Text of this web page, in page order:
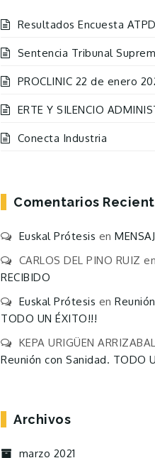
Resultados Encuesta
Sentencia Tribunal
PROCLINIC 22 de enero
ERTE Y SILENCIO
Conecta Industria
Comentarios
Euskal Prótesis en
CARLOS DEL PINO RUIZ en
RECIBIDO
Euskal Prótesis en
TODO UN ÉXITO!!!
KEPA URIGÜEN
Reunión con Sanidad. TODO
Archivos
marzo 2021